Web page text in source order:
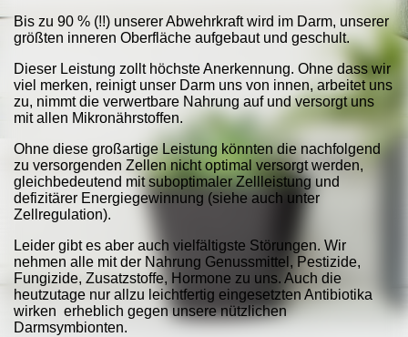
Bis zu 90 % (!!) unserer Abwehrkraft wird im Darm, unserer
größten inneren Oberfläche aufgebaut und geschult.
Dieser Leistung zollt höchste Anerkennung. Ohne dass wir
viel merken, reinigt unser Darm uns von innen, arbeitet uns
zu, nimmt die verwertbare Nahrung auf und versorgt uns
mit allen Mikronährstoffen.
Ohne diese großartige Leistung könnten die nachfolgend
zu versorgenden Zellen nicht optimal versorgt werden,
gleichbedeutend mit suboptimaler Zellleistung und
defizitärer Energiegewinnung (siehe auch unter
Zellregulation).
Leider gibt es aber auch vielfältigste Störungen. Wir
nehmen alle mit der Nahrung Genussmittel, Pestizide,
Fungizide, Zusatzstoffe, Hormone zu uns. Auch die
heutzutage nur allzu leichtfertig eingesetzten Antibiotika
wirken erheblich gegen unsere nützlichen
Darmsymbionten.